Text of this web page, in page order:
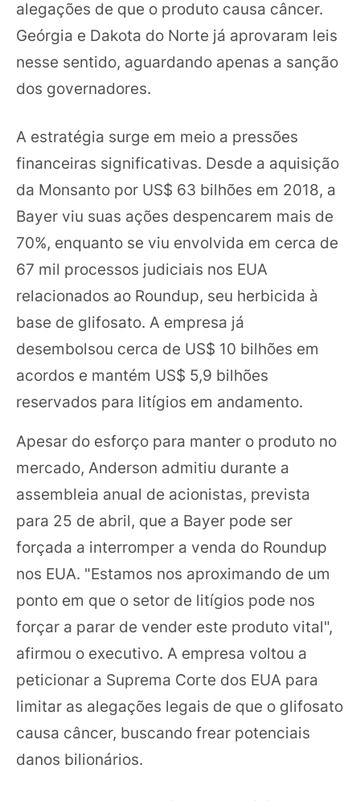
alegações de que o produto causa câncer.
Geórgia e Dakota do Norte já aprovaram leis
nesse sentido, aguardando apenas a sanção
dos governadores.
A estratégia surge em meio a pressões
financeiras significativas. Desde a aquisição
da Monsanto por US$ 63 bilhões em 2018, a
Bayer viu suas ações despencarem mais de
70%, enquanto se viu envolvida em cerca de
67 mil processos judiciais nos EUA
relacionados ao Roundup, seu herbicida à
base de glifosato. A empresa já
desembolsou cerca de US$ 10 bilhões em
acordos e mantém US$ 5,9 bilhões
reservados para litígios em andamento.
Apesar do esforço para manter o produto no
mercado, Anderson admitiu durante a
assembleia anual de acionistas, prevista
para 25 de abril, que a Bayer pode ser
forçada a interromper a venda do Roundup
nos EUA. "Estamos nos aproximando de um
ponto em que o setor de litígios pode nos
forçar a parar de vender este produto vital",
afirmou o executivo. A empresa voltou a
peticionar a Suprema Corte dos EUA para
limitar as alegações legais de que o glifosato
causa câncer, buscando frear potenciais
danos bilionários.